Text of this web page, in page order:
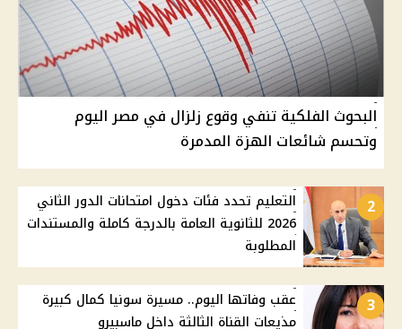
البحوث الفلكية تنفي وقوع زلزال في مصر اليوم
وتحسم شائعات الهزة المدمرة
2
التعليم تحدد فئات دخول امتحانات الدور الثاني
2026 للثانوية العامة بالدرجة كاملة والمستندات
المطلوبة
3
عقب وفاتها اليوم.. مسيرة سونيا كمال كبيرة
مذيعات القناة الثالثة داخل ماسبيرو